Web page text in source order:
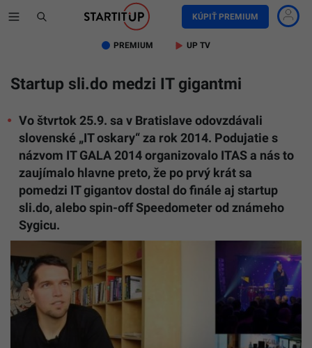
KÚPIŤ PREMIUM
PREMIUM UP TV
Startup sli.do medzi IT gigantmi
Vo štvrtok 25.9. sa v Bratislave odovzdávali
slovenské „IT oskary“ za rok 2014. Podujatie s
názvom IT GALA 2014 organizovalo ITAS a nás to
zaujímalo hlavne preto, že po prvý krát sa
pomedzi IT gigantov dostal do finále aj startup
sli.do, alebo spin-off Speedometer od známeho
Sygicu.